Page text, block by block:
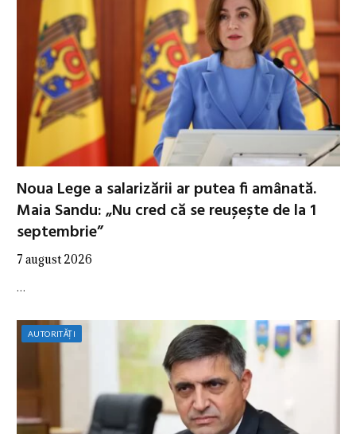
Noua Lege a salarizării ar putea fi amânată.
Maia Sandu: „Nu cred că se reușește de la 1
septembrie”
7 august 2026
…
AUTORITĂȚI